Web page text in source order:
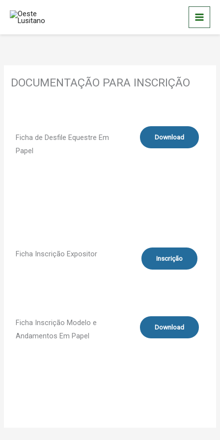
content
DOCUMENTAÇÃO PARA INSCRIÇÃO
Ficha de Desfile Equestre Em
Papel
Download
Ficha Inscrição Expositor Inscrição
Ficha Inscrição Modelo e
Andamentos Em Papel
Download